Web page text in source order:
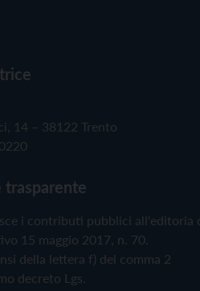
14 – 38122 Trento
trasparente
i contributi pubblici all'editoria
15 maggio 2017, n. 70.
della lettera f) del comma 2
decreto Lgs.